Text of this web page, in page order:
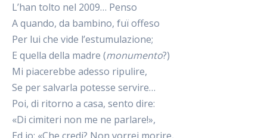
L’han tolto nel 2009… Penso
A quando, da bambino, fuï offeso
Per lui che vide l’estumulazione;
E quella della madre (monumento?)
Mi piacerebbe adesso ripulire,
Se per salvarla potesse servire…
Poi, di ritorno a casa, sento dire:
«Di cimiteri non me ne parlare!»,